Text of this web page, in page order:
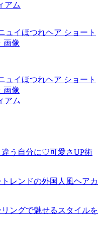
アム
ュイほつれヘア ショート
画像
ュイほつれヘア ショート
画像
アム
う自分に♡可愛さUP術
レンドの外国人風ヘアカ
ングで魅せるスタイルを